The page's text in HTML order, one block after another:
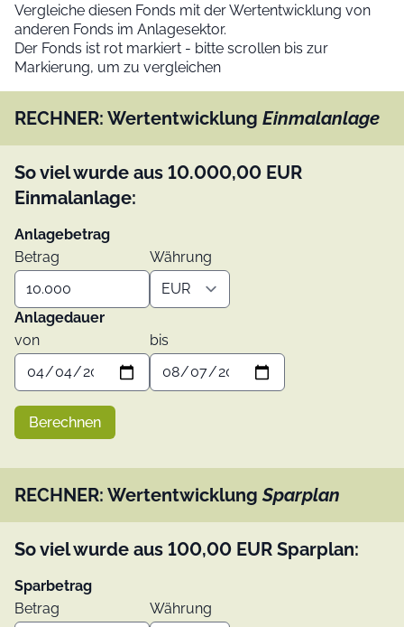
Vergleiche diesen Fonds mit der Wertentwicklung von
anderen Fonds im Anlagesektor.
Der Fonds ist rot markiert - bitte scrollen bis zur
Markierung, um zu vergleichen
RECHNER: Wertentwicklung Einmalanlage
So viel wurde aus 10.000,00 EUR
Einmalanlage:
Anlagebetrag
Betrag
Währung
Anlagedauer
von
bis
Berechnen
RECHNER: WertentwicklungSparplan
So viel wurde aus 100,00 EUR Sparplan:
Sparbetrag
Betrag
Währung